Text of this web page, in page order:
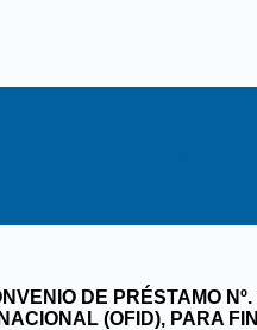
DE PRÉSTAMO
(OFID), PARA